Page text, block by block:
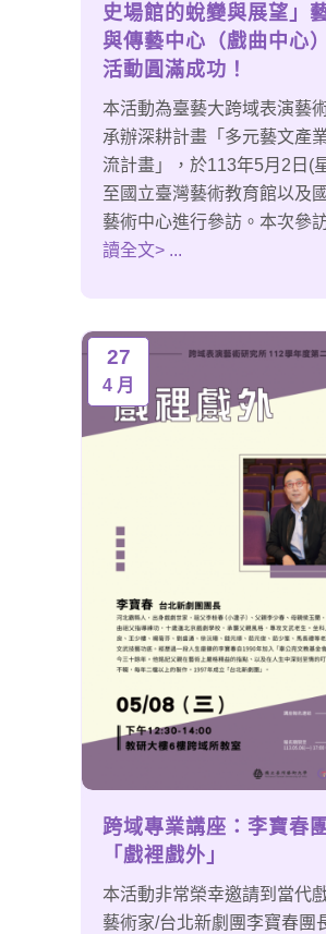
史場館的蛻變與展望」
與傳藝中心（戲曲中心
活動圓滿成功！
本活動為臺藝大跨域表演藝
承辦深耕計畫「多元藝文產
流計畫」，於113年5月2日(
至國立臺灣藝術教育館以及
藝術中心進行參訪。本次參
讀全文> ...
27
4 月
跨域專業講座：李寶春
「戲裡戲外」
本活動非常榮幸邀請到當代
藝術家/台北新劇團李寶春團